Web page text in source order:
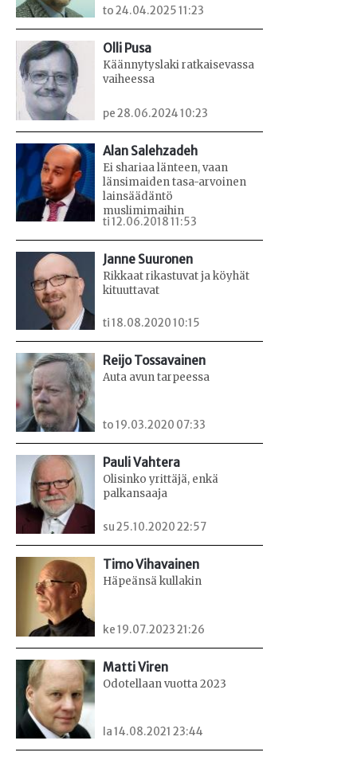
to 24.04.2025 11:23
Olli Pusa
Käännytyslaki ratkaisevassa
vaiheessa
pe 28.06.2024 10:23
Alan Salehzadeh
Ei shariaa länteen, vaan
länsimaiden tasa-arvoinen
lainsäädäntö
muslimimaihin
ti 12.06.2018 11:53
Janne Suuronen
Rikkaat rikastuvat ja köyhät
kituuttavat
ti 18.08.2020 10:15
Reijo Tossavainen
Auta avun tarpeessa
to 19.03.2020 07:33
Pauli Vahtera
Olisinko yrittäjä, enkä
palkansaaja
su 25.10.2020 22:57
Timo Vihavainen
Häpeänsä kullakin
ke 19.07.2023 21:26
Matti Viren
Odotellaan vuotta 2023
la 14.08.2021 23:44